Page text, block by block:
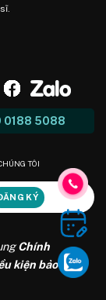
0188 5088
TÔI
Chính
kiện bảo